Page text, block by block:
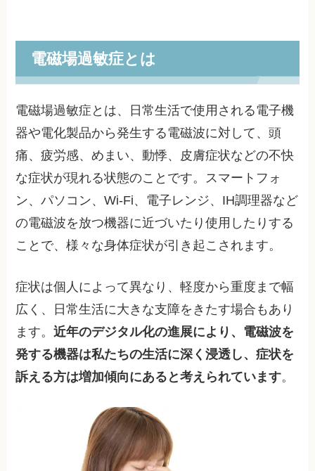
電磁場過敏症とは
電磁場過敏症とは、日常生活で使用される電子機
器や電化製品から発生する電磁波に対して、頭
痛、疲労感、めまい、動悸、皮膚症状などの不快
な症状が現れる状態のことです。スマートフォ
ン、パソコン、Wi-Fi、電子レンジ、IH調理器など
の電磁波を放つ機器に近づいたり使用したりする
ことで、様々な身体症状が引き起こされます。
症状は個人によって異なり、軽度から重度まで幅
広く、日常生活に大きな支障をきたす場合もあり
ます。近年のデジタル化の進展により、電磁波を
発する機器は私たちの生活に深く浸透し、症状を
訴える方は増加傾向にあると考えられています。